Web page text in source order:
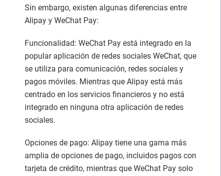
Sin embargo, existen algunas diferencias entre
Alipay y WeChat Pay:
Funcionalidad: WeChat Pay está integrado en la
popular aplicación de redes sociales WeChat, que
se utiliza para comunicación, redes sociales y
pagos móviles. Mientras que Alipay está más
centrado en los servicios financieros y no está
integrado en ninguna otra aplicación de redes
sociales.
Opciones de pago: Alipay tiene una gama más
amplia de opciones de pago, incluidos pagos con
tarjeta de crédito, mientras que WeChat Pay solo